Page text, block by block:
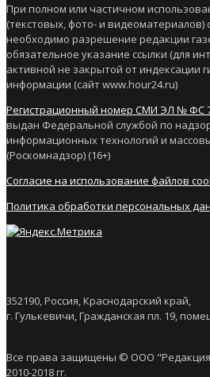
При полном или частичном
(текстовых, фото- и видеоматериалов)
необходимо разрешение редакции
обязательное указание ссылки (для
активной не закрытой от индексации
информации (сайт www.hour24.ru)
Регистрационный номер СМИ ЭЛ № ФС
выдан Федеральной службой по
информационных технологий и
(Роскомнадзор) (16+)
Согласие на использование файлов
Политика обработки персональных
352190, Россия, Краснодарский край,
г. Гулькевичи, Гражданская пл. 19,
Все права защищены © ООО "Редакция
2010-2018 гг.